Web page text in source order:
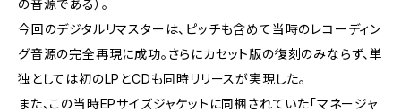
の音源である）。
今回のデジタルリマスターは、ピッチも含めて当時のレコーディン
グ音源の完全再現に成功。さらにカセット版の復刻のみならず、単
独としては初のLPとCDも同時リリースが実現した。
また、この当時EPサイズジャケットに同梱されていた「マネージャ